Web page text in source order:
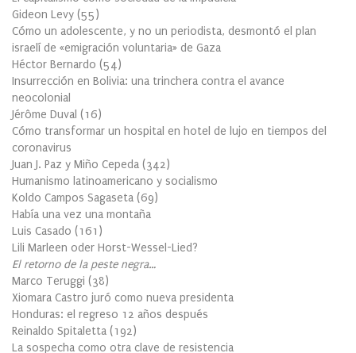
Gideon Levy (55)
Cómo un adolescente, y no un periodista, desmontó el plan
israelí de «emigración voluntaria» de Gaza
Héctor Bernardo (54)
Insurrección en Bolivia: una trinchera contra el avance
neocolonial
Jérôme Duval (16)
Cómo transformar un hospital en hotel de lujo en tiempos del
coronavirus
Juan J. Paz y Miño Cepeda (342)
Humanismo latinoamericano y socialismo
Koldo Campos Sagaseta (69)
Había una vez una montaña
Luis Casado (161 )
Lili Marleen oder Horst-Wessel-Lied?
El retorno de la peste negra…
Marco Teruggi (38)
Xiomara Castro juró como nueva presidenta
Honduras: el regreso 12 años después
Reinaldo Spitaletta (192)
La sospecha como otra clave de resistencia